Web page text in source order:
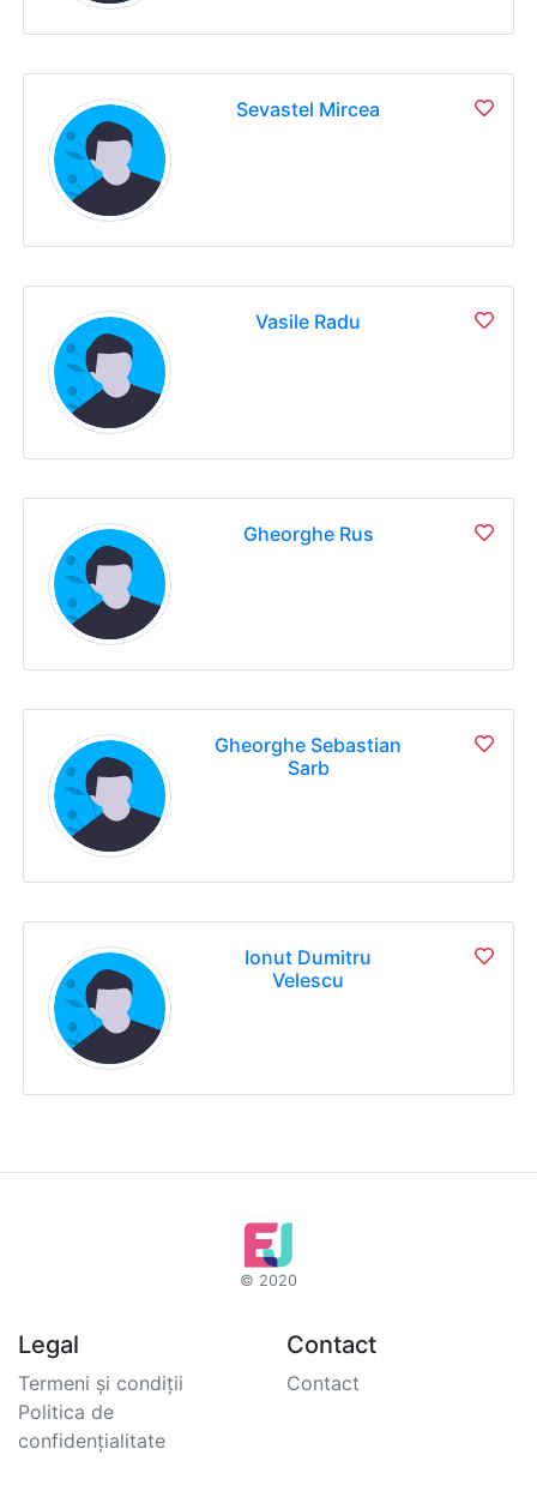
Sevastel Mircea
Vasile Radu
Gheorghe Rus
Gheorghe Sebastian
Sarb
Ionut Dumitru
Velescu
© 2020
Legal
Termeni și condiții
Politica de
confidențialitate
Contact
Contact